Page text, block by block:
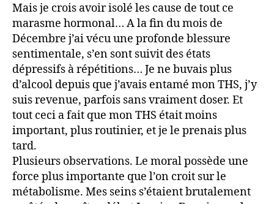
Mais je crois avoir isolé les cause de tout ce
marasme hormonal… A la fin du mois de
Décembre j’ai vécu une profonde blessure
sentimentale, s’en sont suivit des états
dépressifs à répétitions… Je ne buvais plus
d’alcool depuis que j’avais entamé mon THS, j’y
suis revenue, parfois sans vraiment doser. Et
tout ceci a fait que mon THS était moins
important, plus routinier, et je le prenais plus
tard.
Plusieurs observations. Le moral possède une
force plus importante que l’on croit sur le
métabolisme. Mes seins s’étaient brutalement